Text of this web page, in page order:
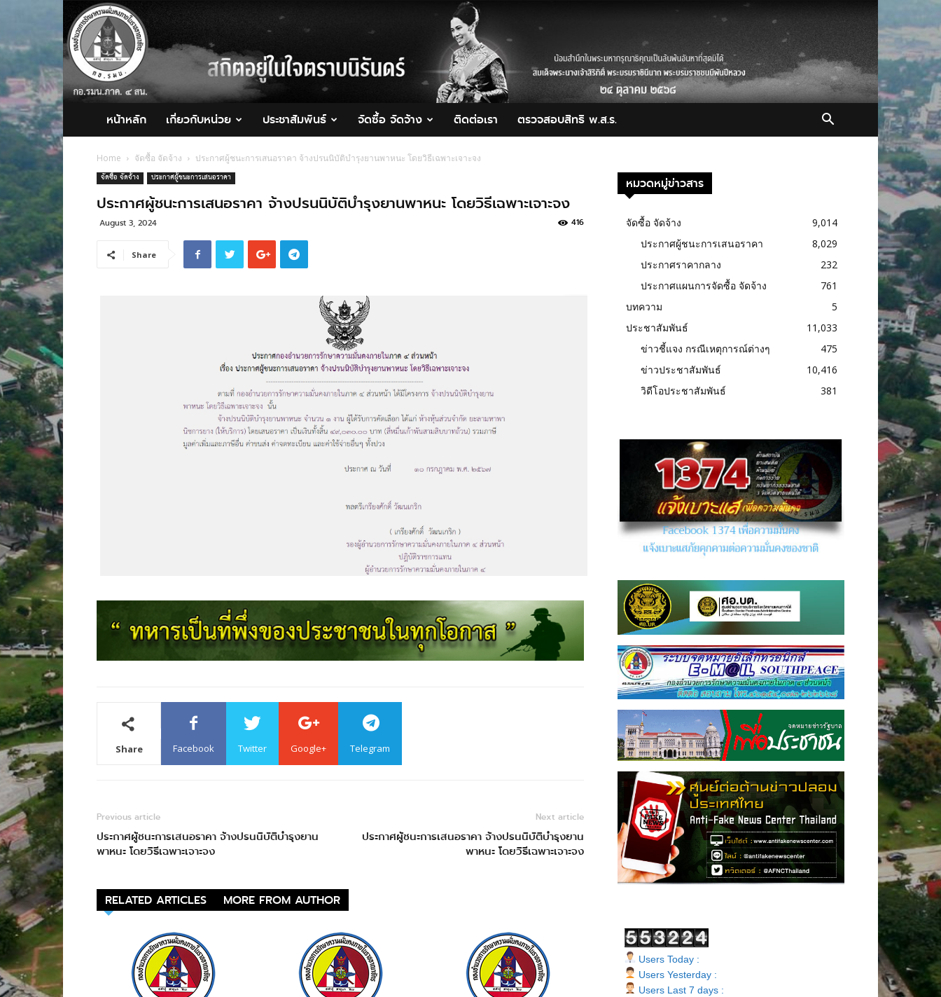
กอ.รมน.ภาค
4
สน.
หน้าหลัก เกี่ยวกับหน่วย ประชาสัมพันธ์ จัดซื้อ จัดจ้าง ติดต่อเรา ตรวจสอบสิทธิ พ.ส.ร.
Home จัดซื้อ จัดจ้าง ประกาศผู้ชนะการเสนอราคา จ้างปรนนิบัติบำรุงยานพาหนะ โดยวิธีเฉพาะเจาะจง
จัดซื้อ จัดจ้าง ประกาศผู้ชนะการเสนอราคา
ประกาศผู้ชนะการเสนอราคา จ้างปรนนิบัติบำรุงยานพาหนะ โดยวิธีเฉพาะเจาะจง
August 3, 2024 416
Share
Share Facebook Twitter Google+ Telegram
Previous article
ประกาศผู้ชนะการเสนอราคา จ้างปรนนิบัติบำรุงยาน
พาหนะ โดยวิธีเฉพาะเจาะจง
Next article
ประกาศผู้ชนะการเสนอราคา จ้างปรนนิบัติบำรุงยาน
พาหนะ โดยวิธีเฉพาะเจาะจง
RELATED ARTICLES MORE FROM AUTHOR
หมวดหมู่ข่าวสาร
จัดซื้อ จัดจ้าง
9,014
ประกาศผู้ชนะการเสนอราคา
8,029
ประกาศราคากลาง
232
ประกาศแผนการจัดซื้อ จัดจ้าง
761
บทความ
5
ประชาสัมพันธ์
11,033
ข่าวชี้แจง กรณีเหตุการณ์ต่างๆ
475
ข่าวประชาสัมพันธ์
10,416
วิดีโอประชาสัมพันธ์
381
Users Today :
Users Yesterday :
Users Last 7 days :